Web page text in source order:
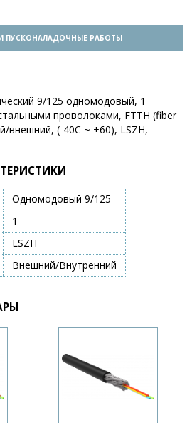
ПУСКОНАЛАДОЧНЫЕ РАБОТЫ
9/125 одномодовый, 1
проволоками, FTTH (fiber
внешний, (-40C ~ +60), LSZH,
Одномодовый 9/125
1
LSZH
Внешний/Внутренний